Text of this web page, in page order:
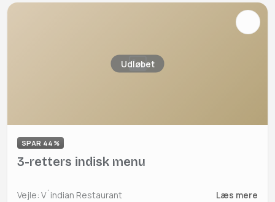
Udløbet
SPAR 44%
3-retters indisk menu
Vejle: V´indian Restaurant Læs mere